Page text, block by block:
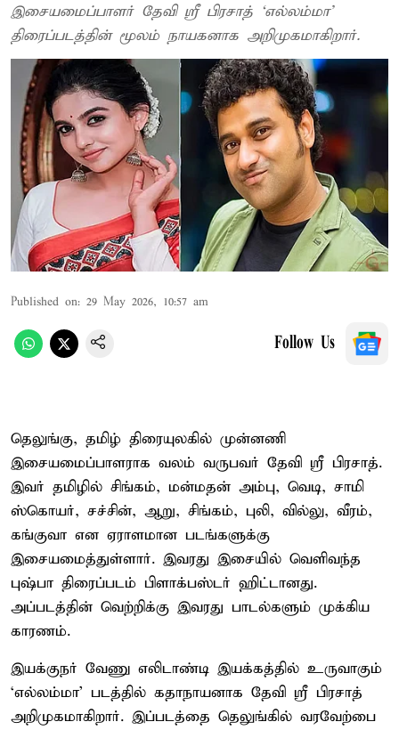
இசையமைப்பாளர் தேவி ஸ்ரீ பிரசாத் ‘எல்லம்மா’
திரைப்படத்தின் மூலம் நாயகனாக அறிமுகமாகிறார்.
Published on: 29 May 2026, 10:57 am
Follow Us
தெலுங்கு, தமிழ் திரையுலகில் முன்னணி
இசையமைப்பாளராக வலம் வருபவர் தேவி ஸ்ரீ பிரசாத்.
இவர் தமிழில் சிங்கம், மன்மதன் அம்பு, வெடி, சாமி
ஸ்கொயர், சச்சின், ஆறு, சிங்கம், புலி, வில்லு, வீரம்,
கங்குவா என ஏராளமான படங்களுக்கு
இசையமைத்துள்ளார். இவரது இசையில் வெளிவந்த
புஷ்பா திரைப்படம் பிளாக்பஸ்டர் ஹிட்டானது.
அப்படத்தின் வெற்றிக்கு இவரது பாடல்களும் முக்கிய
காரணம்.
இயக்குநர் வேணு எலிடாண்டி இயக்கத்தில் உருவாகும்
‘எல்லம்மா’ படத்தில் கதாநாயனாக தேவி ஸ்ரீ பிரசாத்
அறிமுகமாகிறார். இப்படத்தை தெலுங்கில் வரவேற்பை